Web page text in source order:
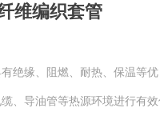
维编织套管
绝缘、阻燃、耐热、保温等
、导油管等热源环境进行有